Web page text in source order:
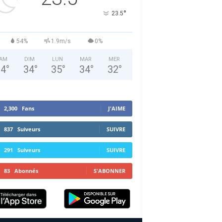
23.5°
54% 1.9m/s 0%
°
DIM
34°
LUN
35°
MAR
34°
MER
32°
2,300 Fans J'AIME
837 Suiveurs SUIVRE
291 Suiveurs SUIVRE
83 Abonnés S'ABONNER